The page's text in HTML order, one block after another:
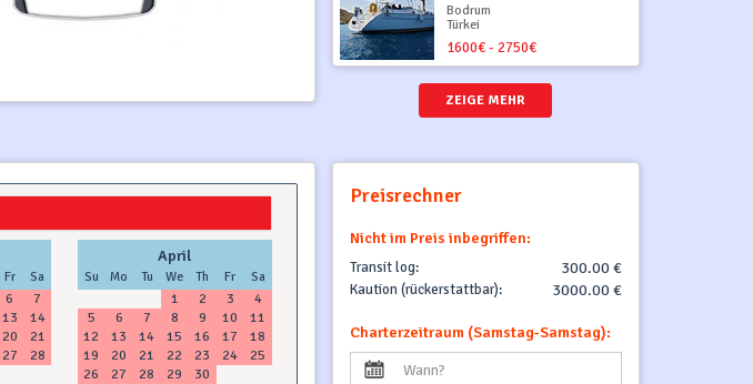
Bodrum
Türkei
1600€ - 2750€
ZEIGE MEHR
Fr Sa
6
7
13
14
20
21
27
28
April
Su Mo Tu We Th Fr Sa
1 2 3
4
5
6 7 8 9 10
11
12
13 14 15 16 17
18
19
20 21 22 23 24
25
26
27 28 29 30
Preisrechner
Nicht im Preis inbegriffen:
Transit log: 300.00 €
Kaution (rückerstattbar): 3000.00 €
Charterzeitraum (Samstag-Samstag):